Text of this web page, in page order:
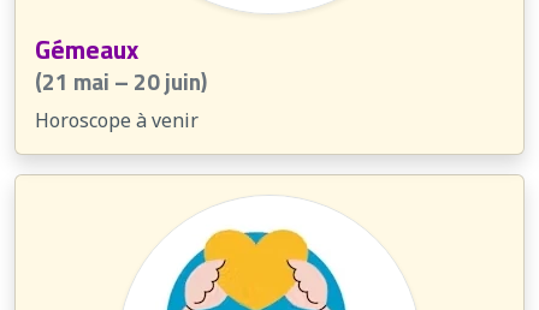
Gémeaux
(21 mai – 20 juin)
Horoscope à venir